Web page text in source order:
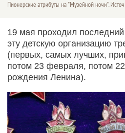
Пионерские атрибуты на "Музейной ночи".
19 мая проходил
эту детскую организацию
(первых, самых лучших,
потом 23 февраля, потом
рождения Ленина).